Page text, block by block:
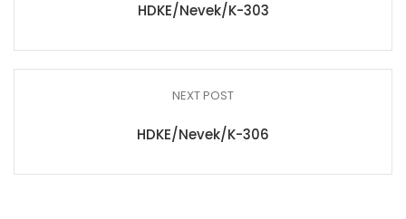
HDKE/Nevek/K-303
NEXT POST
HDKE/Nevek/K-306